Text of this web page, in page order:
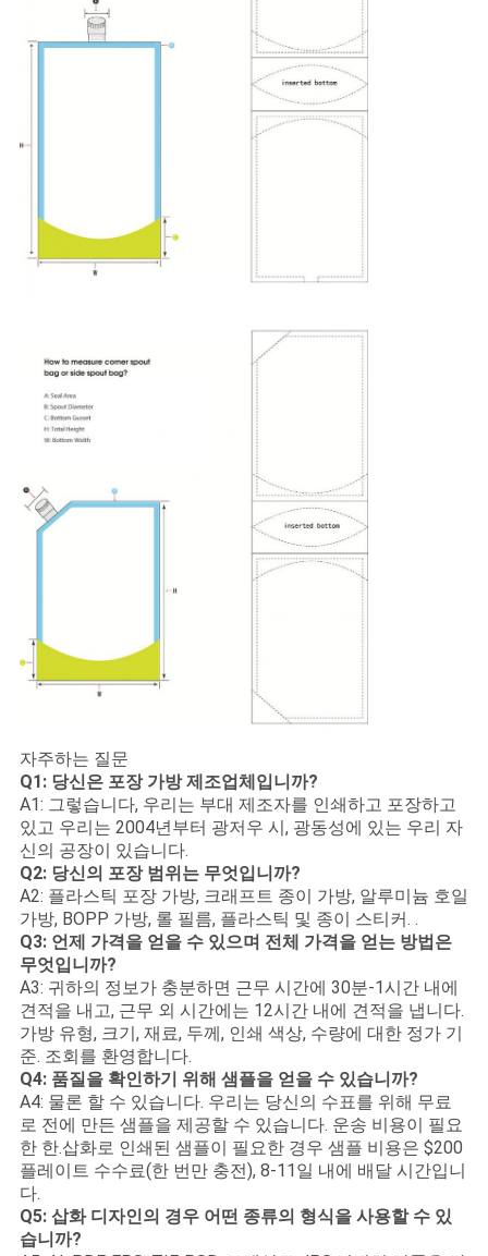
자주하는 질문
Q1: 당신은 포장 가방 제조업체입니까?
A1: 그렇습니다, 우리는 부대 제조자를 인쇄하고 포장하고
있고 우리는 2004년부터 광저우 시, 광동성에 있는 우리 자
신의 공장이 있습니다.
Q2: 당신의 포장 범위는 무엇입니까?
A2: 플라스틱 포장 가방, 크래프트 종이 가방, 알루미늄 호일
가방, BOPP 가방, 롤 필름, 플라스틱 및 종이 스티커. .
Q3: 언제 가격을 얻을 수 있으며 전체 가격을 얻는 방법은
무엇입니까?
A3: 귀하의 정보가 충분하면 근무 시간에 30분-1시간 내에
견적을 내고, 근무 외 시간에는 12시간 내에 견적을 냅니다.
가방 유형, 크기, 재료, 두께, 인쇄 색상, 수량에 대한 정가 기
준. 조회를 환영합니다.
Q4: 품질을 확인하기 위해 샘플을 얻을 수 있습니까?
A4: 물론 할 수 있습니다. 우리는 당신의 수표를 위해 무료
로 전에 만든 샘플을 제공할 수 있습니다. 운송 비용이 필요
한 한.삽화로 인쇄된 샘플이 필요한 경우 샘플 비용은 $200
플레이트 수수료(한 번만 충전), 8-11일 내에 배달 시간입니
다.
Q5: 삽화 디자인의 경우 어떤 종류의 형식을 사용할 수 있
습니까?